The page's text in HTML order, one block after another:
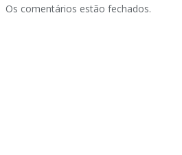
Os comentários estão fechados.